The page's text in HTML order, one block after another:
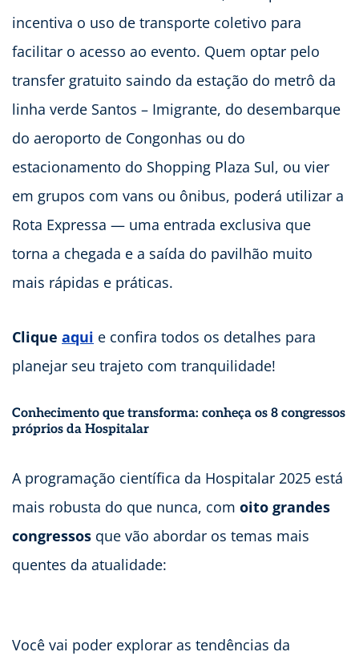
incentiva o uso de transporte coletivo para
facilitar o acesso ao evento. Quem optar pelo
transfer gratuito saindo da estação do metrô da
linha verde Santos – Imigrante, do desembarque
do aeroporto de Congonhas ou do
estacionamento do Shopping Plaza Sul, ou vier
em grupos com vans ou ônibus, poderá utilizar a
Rota Expressa — uma entrada exclusiva que
torna a chegada e a saída do pavilhão muito
mais rápidas e práticas.
Clique aqui e confira todos os detalhes para
planejar seu trajeto com tranquilidade!
Conhecimento que transforma: conheça os 8 congressos
próprios da Hospitalar
A programação científica da Hospitalar 2025 está
mais robusta do que nunca, com oito grandes
congressos que vão abordar os temas mais
quentes da atualidade:
Você vai poder explorar as tendências da